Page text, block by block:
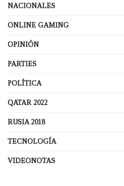
NACIONALES
ONLINE GAMING
OPINIÓN
PARTIES
POLÍTICA
QATAR 2022
RUSIA 2018
TECNOLOGÍA
VIDEONOTAS